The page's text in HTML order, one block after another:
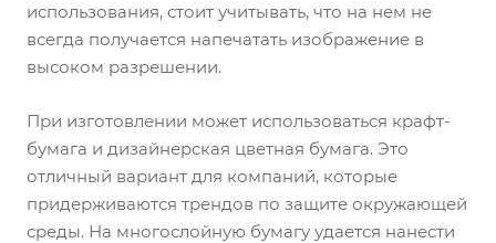
использования, стоит учитывать, что на нем не
всегда получается напечатать изображение в
высоком разрешении.
При изготовлении может использоваться крафт-
бумага и дизайнерская цветная бумага. Это
отличный вариант для компаний, которые
придерживаются трендов по защите окружающей
среды. На многослойную бумагу удается нанести